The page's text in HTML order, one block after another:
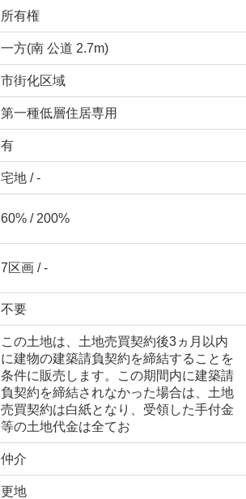
所有権
一方(南 公道 2.7m)
市街化区域
第一種低層住居専用
有
宅地 / -
60% / 200%
7区画 / -
不要
この土地は、土地売買契約後3ヵ月以内
に建物の建築請負契約を締結することを
条件に販売します。この期間内に建築請
負契約を締結されなかった場合は、土地
売買契約は白紙となり、受領した手付金
等の土地代金は全てお
仲介
更地